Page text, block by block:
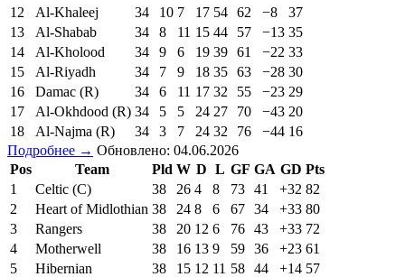
12
Al-Khaleej 34 10 7 17 54 62 −8
37
13
Al-Shabab 34 8 11 15 44 57 −13 35
14
Al-Kholood 34 9 6 19 39 61 −22 33
15
Al-Riyadh 34 7 9 18 35 63 −28 30
16
Damac (R) 34 6 11 17 32 55 −23 29
17
Al-Okhdood (R) 34 5 5 24 27 70 −43 20
18
Al-Najma (R) 34 3 7 24 32 76 −44 16
Подробнее → Обновлено: 04.06.2026
Pos
Team Pld W D L GF GA GD Pts
1
Celtic (C) 38 26 4 8 73 41 +32 82
2
Heart of Midlothian 38 24 8 6 67 34 +33 80
3
Rangers 38 20 12 6 76 43 +33 72
4
Motherwell 38 16 13 9 59 36 +23 61
5
Hibernian 38 15 12 11 58 44 +14 57